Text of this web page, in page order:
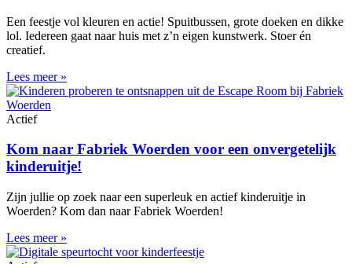
Een feestje vol kleuren en actie! Spuitbussen, grote doeken en dikke
lol. Iedereen gaat naar huis met z’n eigen kunstwerk. Stoer én
creatief.
Lees meer »
Actief
Kom naar Fabriek Woerden voor een onvergetelijk
kinderuitje!
Zijn jullie op zoek naar een superleuk en actief kinderuitje in
Woerden? Kom dan naar Fabriek Woerden!
Lees meer »